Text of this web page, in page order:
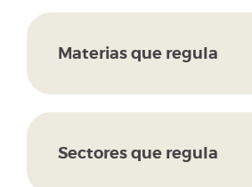
Materias que regula
Sectores que regula